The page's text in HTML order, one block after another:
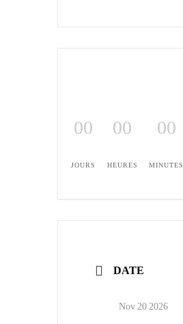
00
JOURS
00
HEURES
00
MINUTES
DATE
Nov 20 2026